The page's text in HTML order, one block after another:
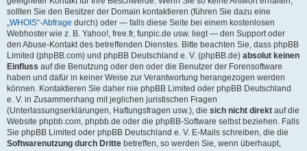
sollten Sie den Besitzer der Domain kontaktieren (führen Sie dazu eine
„WHOIS“-Abfrage durch) oder — falls diese Seite bei einem kostenlosen
Webhoster wie z. B. Yahoo!, free.fr, funpic.de usw. liegt — den Support oder
den Abuse-Kontakt des betreffenden Dienstes. Bitte beachten Sie, dass phpBB
Limited (phpBB.com) und phpBB Deutschland e. V. (phpBB.de) absolut keinen
Einfluss auf die Benutzung oder den oder die Benutzer der Forensoftware
haben und dafür in keiner Weise zur Verantwortung herangezogen werden
können. Kontaktieren Sie daher nie phpBB Limited oder phpBB Deutschland
e. V. in Zusammenhang mit jeglichen juristischen Fragen
(Unterlassungserklärungen, Haftungsfragen usw.), die sich nicht direkt auf die
Website phpbb.com, phpbb.de oder die phpBB-Software selbst beziehen. Falls
Sie phpBB Limited oder phpBB Deutschland e. V. E-Mails schreiben, die die
Softwarenutzung durch Dritte betreffen, so werden Sie, wenn überhaupt,